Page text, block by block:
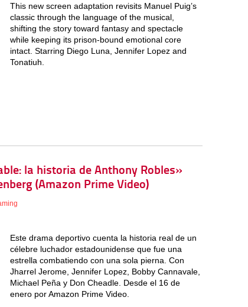
This new screen adaptation revisits Manuel Puig’s
classic through the language of the musical,
shifting the story toward fantasy and spectacle
while keeping its prison-bound emotional core
intact. Starring Diego Luna, Jennifer Lopez and
Tonatiuh.
la historia de Anthony Robles»
(Amazon Prime Video)
Este drama deportivo cuenta la historia real de un
célebre luchador estadounidense que fue una
estrella combatiendo con una sola pierna. Con
Jharrel Jerome, Jennifer Lopez, Bobby Cannavale,
Michael Peña y Don Cheadle. Desde el 16 de
enero por Amazon Prime Video.